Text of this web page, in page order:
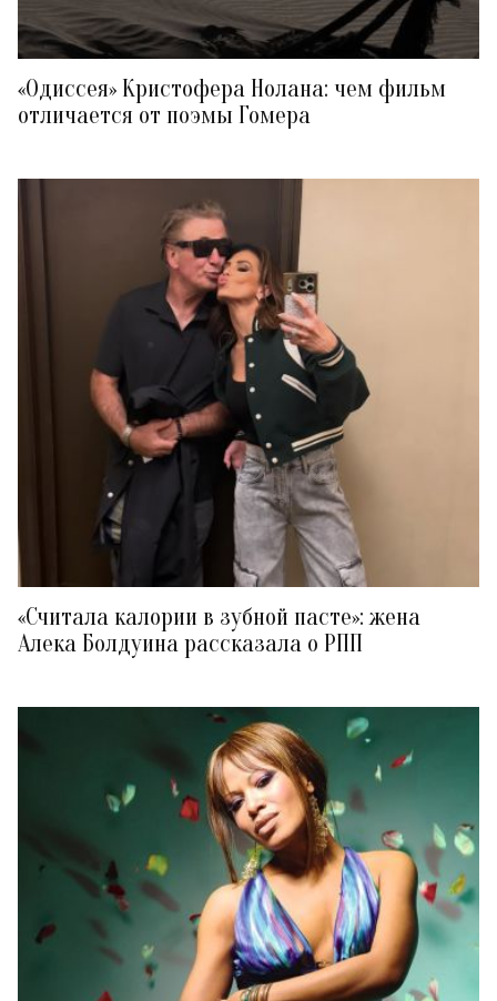
«Одиссея» Кристофера Нолана: чем фильм
отличается от поэмы Гомера
«Считала калории в зубной пасте»: жена
Алека Болдуина рассказала о РПП